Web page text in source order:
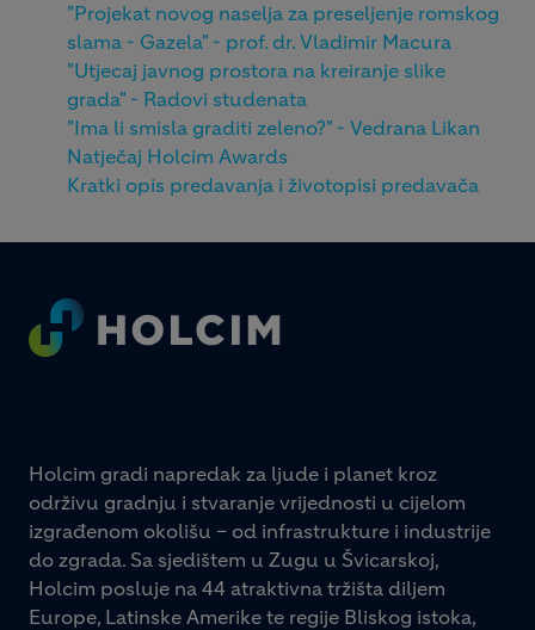
"Projekat novog naselja za preseljenje romskog
slama - Gazela" - prof. dr. Vladimir Macura
"Utjecaj javnog prostora na kreiranje slike
grada" - Radovi studenata
"Ima li smisla graditi zeleno?" - Vedrana Likan
Natječaj Holcim Awards
Kratki opis predavanja i životopisi predavača
Footer
Holcim gradi napredak za ljude i planet kroz
održivu gradnju i stvaranje vrijednosti u cijelom
izgrađenom okolišu – od infrastrukture i industrije
do zgrada. Sa sjedištem u Zugu u Švicarskoj,
Holcim posluje na 44 atraktivna tržišta diljem
Europe, Latinske Amerike te regije Bliskog istoka,